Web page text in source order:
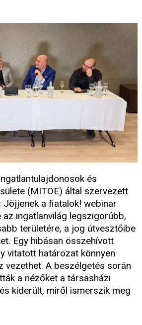
és
(MITOE) által szervezett
Jöjjenek a fiatalok! webinar
ingatlanvilág legszigorúbb,
területére, a jog útvesztőibe
Egy hibásan összehívott
vitatott határozat könnyen
vezethet. A beszélgetés során
a nézőket a társasházi
kiderült, miről ismerszik meg